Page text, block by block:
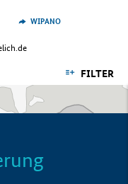
WIPANO
FILTER